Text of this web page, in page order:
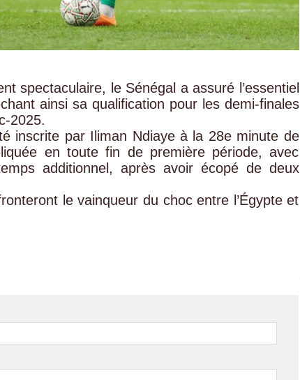
spectaculaire, le Sénégal a assuré l’essentiel
ainsi sa qualification pour les demi-finales
2025.
inscrite par Iliman Ndiaye à la 28e minute de
en toute fin de première période, avec
additionnel, après avoir écopé de deux
le vainqueur du choc entre l’Égypte et